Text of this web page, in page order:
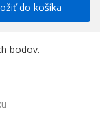
do košíka
bodov.